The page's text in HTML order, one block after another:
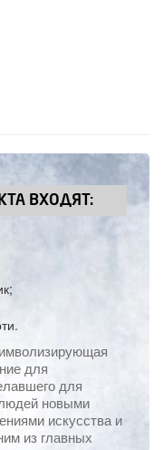
ВХОДЯТ:
для
для
новыми
искусства и
из главных